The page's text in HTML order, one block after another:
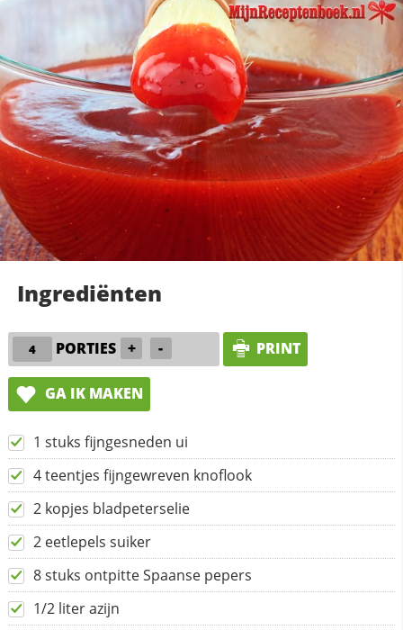
Ingrediënten
PORTIES + - PRINT
GA IK MAKEN
1 stuks fijngesneden ui
4 teentjes fijngewreven knoflook
2 kopjes bladpeterselie
2 eetlepels suiker
8 stuks ontpitte Spaanse pepers
1/2 liter azijn